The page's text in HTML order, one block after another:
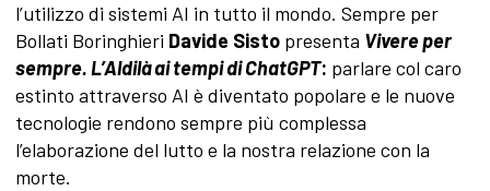
l’utilizzo di sistemi AI in tutto il mondo. Sempre per
Bollati Boringhieri Davide Sistopresenta Vivere per
sempre. L’Aldilà ai tempi di ChatGPT: parlare col caro
estinto attraverso AI è diventato popolare e le nuove
tecnologie rendono sempre più complessa
l’elaborazione del lutto e la nostra relazione con la
morte.